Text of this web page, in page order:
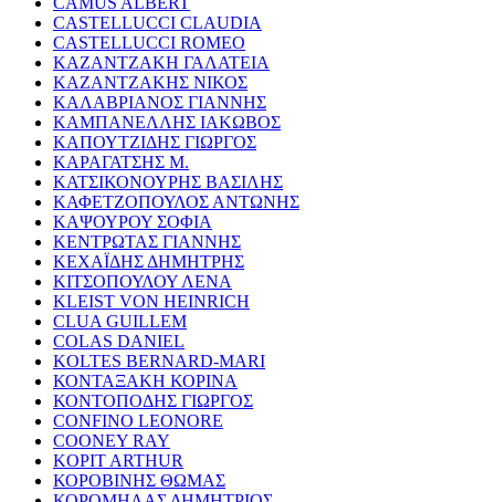
CASTELLUCCI CLAUDIA
CASTELLUCCI ROMEO
ΚΑΖΑΝΤΖΑΚΗ ΓΑΛΑΤΕΙΑ
ΚΑΖΑΝΤΖΑΚΗΣ ΝΙΚΟΣ
ΚΑΛΑΒΡΙΑΝΟΣ ΓΙΑΝΝΗΣ
ΚΑΜΠΑΝΕΛΛΗΣ ΙΑΚΩΒΟΣ
ΚΑΠΟΥΤΖΙΔΗΣ ΓΙΩΡΓΟΣ
ΚΑΡΑΓΑΤΣΗΣ Μ.
ΚΑΤΣΙΚΟΝΟΥΡΗΣ ΒΑΣΙΛΗΣ
ΚΑΦΕΤΖΟΠΟΥΛΟΣ ΑΝΤΩΝΗΣ
ΚΑΨΟΥΡΟΥ ΣΟΦΙΑ
ΚΕΝΤΡΩΤΑΣ ΓΙΑΝΝΗΣ
ΚΕΧΑΪΔΗΣ ΔΗΜΗΤΡΗΣ
ΚΙΤΣΟΠΟΥΛΟΥ ΛΕΝΑ
KLEIST VON HEINRICH
CLUA GUILLEM
COLAS DANIEL
KOLTES BERNARD-MARI
ΚΟΝΤΑΞΑΚΗ ΚΟΡΙΝΑ
ΚΟΝΤΟΠΟΔΗΣ ΓΙΩΡΓΟΣ
CONFINO LEONORE
COONEY RAY
KOPIT ARTHUR
ΚΟΡΟΒΙΝΗΣ ΘΩΜΑΣ